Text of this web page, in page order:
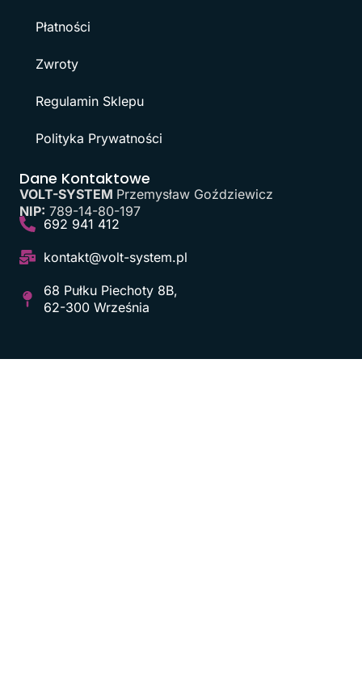
Płatności
Zwroty
Regulamin Sklepu
Polityka Prywatności
Dane Kontaktowe
VOLT-SYSTEM Przemysław Goździewicz
NIP: 789-14-80-197
692 941 412
kontakt@volt-system.pl
68 Pułku Piechoty 8B,
62-300 Września